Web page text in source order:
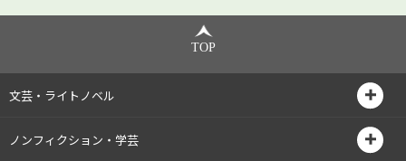
TOP
文芸・ライトノベル
ノンフィクション・学芸